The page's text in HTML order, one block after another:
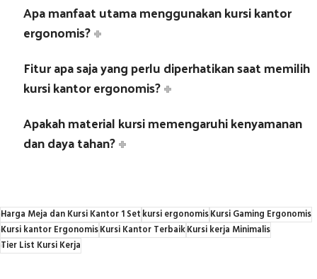
Apa manfaat utama menggunakan kursi kantor
ergonomis?
Fitur apa saja yang perlu diperhatikan saat memilih
kursi kantor ergonomis?
Apakah material kursi memengaruhi kenyamanan
dan daya tahan?
Harga Meja dan Kursi Kantor 1 Setkursi ergonomisKursi Gaming Ergonomis
Kursi kantor ErgonomisKursi Kantor TerbaikKursi kerja Minimalis
Tier List Kursi Kerja